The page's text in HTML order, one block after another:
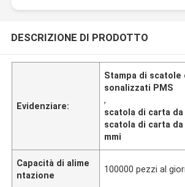
DESCRIZIONE DI PRODOTTO
Evidenziare:
Stampa di
sonalizzati PMS
,
scatola di carta
scatola di carta da
mmi
Capacità di alime
ntazione
100000 pezzi al